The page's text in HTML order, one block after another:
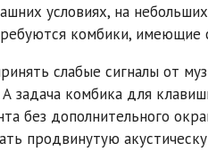
условиях, на
комбики, имеющие
слабые сигналы от
А задача комбика для
без дополнительного
продвинутую